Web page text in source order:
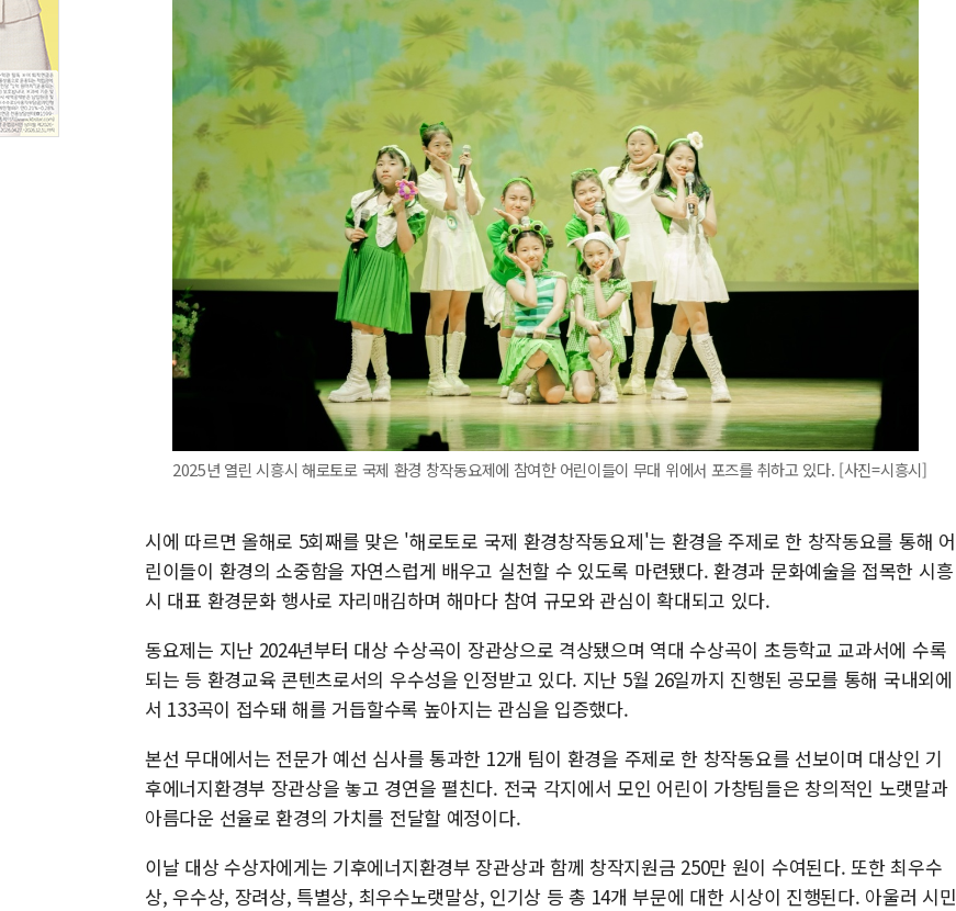
2025년 열린 시흥시 해로토로 국제 환경 창작동요제에 참여한 어린이들이 무대 위에서 포즈를 취하고 있다. [사진=시흥시]
시에 따르면 올해로 5회째를 맞은 '해로토로 국제 환경창작동요제'는 환경을 주제로 한 창작동요를 통해 어
린이들이 환경의 소중함을 자연스럽게 배우고 실천할 수 있도록 마련됐다. 환경과 문화예술을 접목한 시흥
시 대표 환경문화 행사로 자리매김하며 해마다 참여 규모와 관심이 확대되고 있다.
동요제는 지난 2024년부터 대상 수상곡이 장관상으로 격상됐으며 역대 수상곡이 초등학교 교과서에 수록
되는 등 환경교육 콘텐츠로서의 우수성을 인정받고 있다. 지난 5월 26일까지 진행된 공모를 통해 국내외에
서 133곡이 접수돼 해를 거듭할수록 높아지는 관심을 입증했다.
본선 무대에서는 전문가 예선 심사를 통과한 12개 팀이 환경을 주제로 한 창작동요를 선보이며 대상인 기
후에너지환경부 장관상을 놓고 경연을 펼친다. 전국 각지에서 모인 어린이 가창팀들은 창의적인 노랫말과
아름다운 선율로 환경의 가치를 전달할 예정이다.
이날 대상 수상자에게는 기후에너지환경부 장관상과 함께 창작지원금 250만 원이 수여된다. 또한 최우수
상, 우수상, 장려상, 특별상, 최우수노랫말상, 인기상 등 총 14개 부문에 대한 시상이 진행된다. 아울러 시민